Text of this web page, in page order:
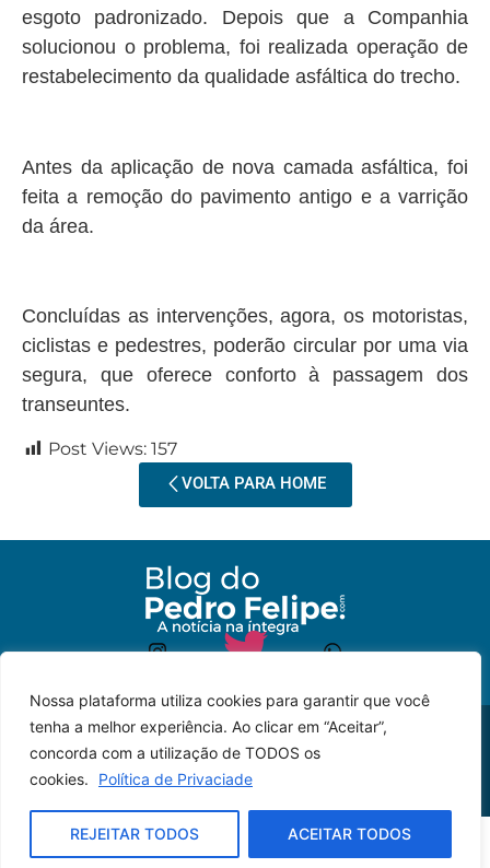
Nossa plataforma utiliza cookies para garantir que você
tenha a melhor experiência. Ao clicar em “Aceitar”,
concorda com a utilização de TODOS os
cookies.
Política de Privaciade
REJEITAR TODOS ACEITAR TODOS
esgoto padronizado. Depois que a Companhia
solucionou o problema, foi realizada operação de
restabelecimento da qualidade asfáltica do trecho.
Antes da aplicação de nova camada asfáltica, foi
feita a remoção do pavimento antigo e a varrição
da área.
Concluídas as intervenções, agora, os motoristas,
ciclistas e pedestres, poderão circular por uma via
segura, que oferece conforto à passagem dos
transeuntes.
Post Views: 157
VOLTA PARA HOME
© 2023 – Todos os
direitos reservados.
Desenvolvido por: JP